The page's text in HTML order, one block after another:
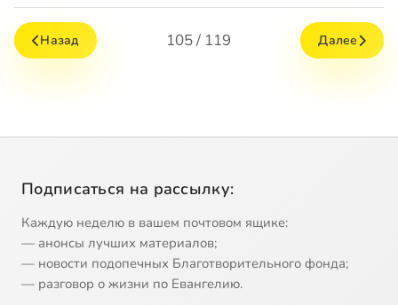
Назад 105 / 119 Далее
Подписаться на рассылку:
Каждую неделю в вашем почтовом ящике:
— анонсы лучших материалов;
— новости подопечных Благотворительного фонда;
— разговор о жизни по Евангелию.